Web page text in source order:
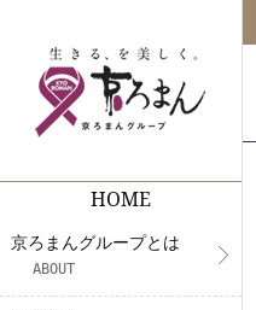
HOME
京ろまんグループとは
ABOUT